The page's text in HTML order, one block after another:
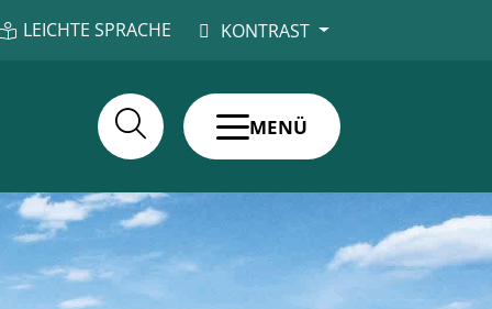
LEICHTE SPRACHE KONTRAST
MENÜ